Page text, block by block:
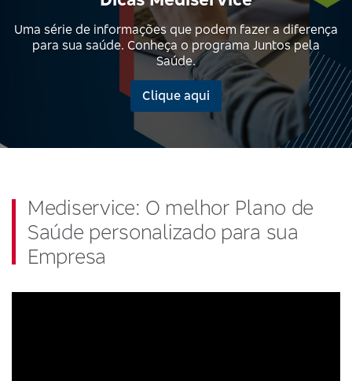
Uma série de informações que podem fazer a diferença
para sua saúde. Conheça o programa Juntos pela
Saúde.
Clique aqui
Mediservice: O melhor Plano de
Saúde personalizado para sua
Empresa